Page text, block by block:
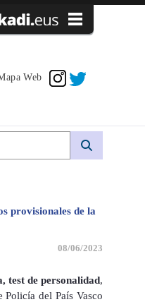
Web
provisionales de la
08/06/2023
test de personalidad,
del País Vasco